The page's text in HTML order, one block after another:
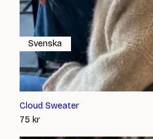
Cloud Sweater
75 kr
Svenska